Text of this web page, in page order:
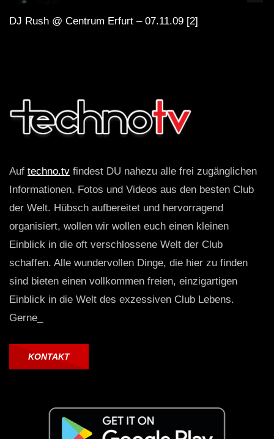
DJ Rush @ Centrum Erfurt – 07.11.09 [2]
Auf techno.tv findest DU nahezu alle frei zugänglichen
Informationen, Fotos und Videos aus den besten Club
der Welt. Hübsch aufbereitet und hervorragend
organisiert, wollen wir wollen euch einen kleinen
Einblick in die oft verschlossene Welt der Club
schaffen. Alle wundervollen Dinge, die hier zu finden
sind bieten einen vollkommen freien, einzigartigen
Einblick in die Welt des exzessiven Club Lebens.
Gerne_
KONTAKT